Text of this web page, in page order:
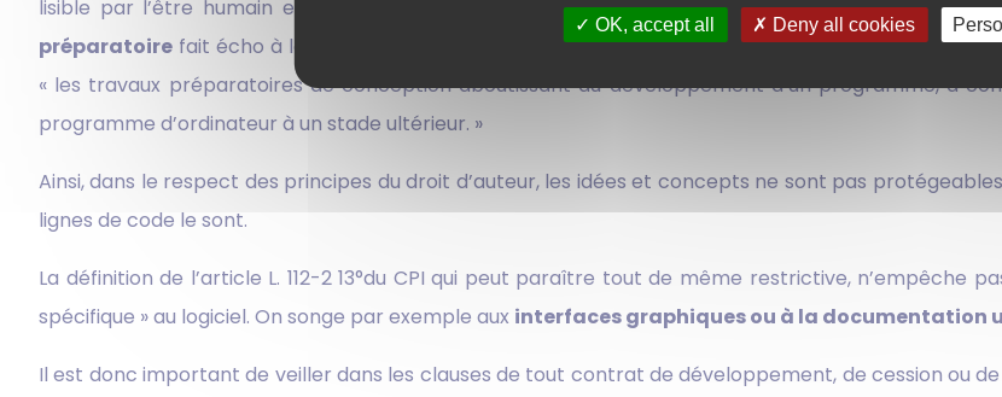
lisible par l’être humain et permettant donc d’opérer des modifications du logiciel et d’en
préparatoire fait écho à la volonté exprimée par la Directive CE 2009/24 du 23 avril 2009 dans
« les travaux préparatoires de conception aboutissant au développement d’un programme, à
programme d’ordinateur à un stade ultérieur. »
Ainsi, dans le respect des principes du droit d’auteur, les idées et concepts ne sont pas
lignes de code le sont.
La définition de l’article L. 112-2 13°du CPI qui peut paraître tout de même restrictive, n’empêche
spécifique » au logiciel. On songe par exemple aux interfaces graphiques ou à la documentation
Il est donc important de veiller dans les clauses de tout contrat de développement, de cession ou
OK, accept all Deny all cookies